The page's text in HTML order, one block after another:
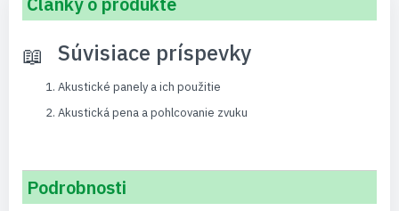
Súvisiace príspevky
Akustické panely a ich použitie
Akustická pena a pohlcovanie zvuku
Podrobnosti